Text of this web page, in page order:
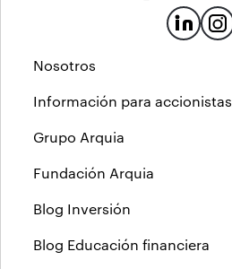
Nosotros
Información para accionistas
Grupo Arquia
Fundación Arquia
Blog Inversión
Blog Educación financiera